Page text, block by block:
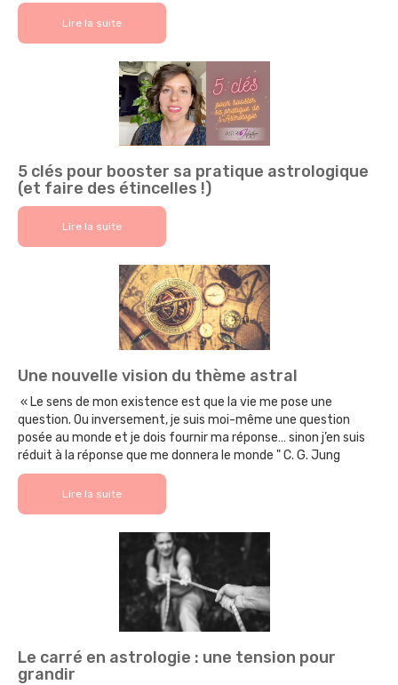
Lire la suite
5 clés pour booster sa pratique astrologique
(et faire des étincelles !)
Lire la suite
Une nouvelle vision du thème astral
« Le sens de mon existence est que la vie me pose une
question. Ou inversement, je suis moi-même une question
posée au monde et je dois fournir ma réponse… sinon j’en suis
réduit à la réponse que me donnera le monde " C. G. Jung
Lire la suite
Le carré en astrologie : une tension pour
grandir